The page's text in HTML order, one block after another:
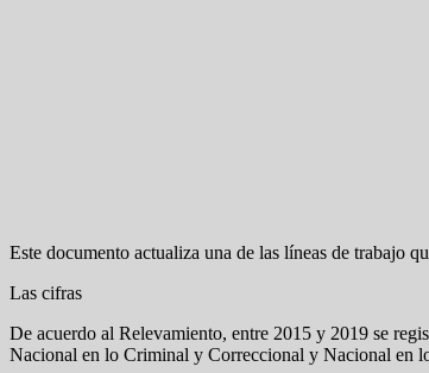
Este documento actualiza una de las líneas de trabajo
Las cifras
De acuerdo al Relevamiento, entre 2015 y 2019 se
Nacional en lo Criminal y Correccional y Nacional en